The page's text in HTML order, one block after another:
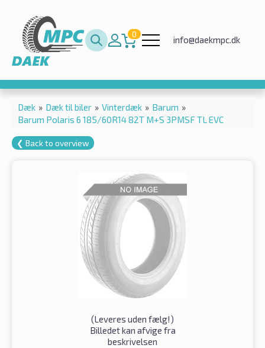
0
info@daekmpc.dk
Dæk » Dæk til biler » Vinterdæk » Barum »
Barum Polaris 6 185/60R14 82T M+S 3PMSF TL EVC
❮ Back to overview
(Leveres uden fælg!)
Billedet kan afvige fra
beskrivelsen